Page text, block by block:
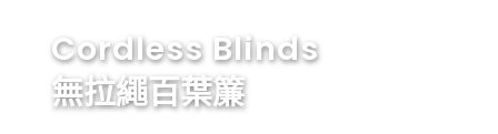
無拉繩百葉簾
Cordless Blinds